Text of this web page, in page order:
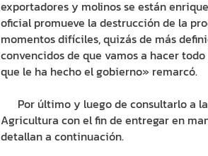
exportadores y molinos se están
oficial promueve la destrucción de la
momentos difíciles, quizás de más
convencidos de que vamos a hacer
que le ha hecho el gobierno» remarcó.
Por último y luego de consultarlo a
Agricultura con el fin de entregar en
detallan a continuación.